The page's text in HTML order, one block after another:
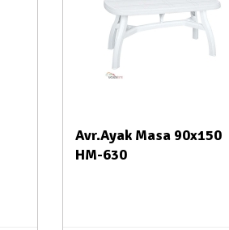
Avr.Ayak Masa 90x150
HM-630